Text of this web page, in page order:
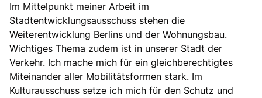
Im Mittelpunkt meiner Arbeit im
Stadtentwicklungsausschuss stehen die
Weiterentwicklung Berlins und der Wohnungsbau.
Wichtiges Thema zudem ist in unserer Stadt der
Verkehr. Ich mache mich für ein gleichberechtigtes
Miteinander aller Mobilitätsformen stark. Im
Kulturausschuss setze ich mich für den Schutz und